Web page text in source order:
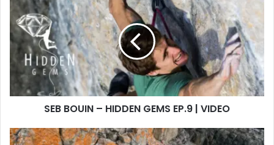
BOUIN
HIDDEN
GEMS
EP.9
VIDEO
SEB BOUIN – HIDDEN GEMS EP.9 | VIDEO
Seb